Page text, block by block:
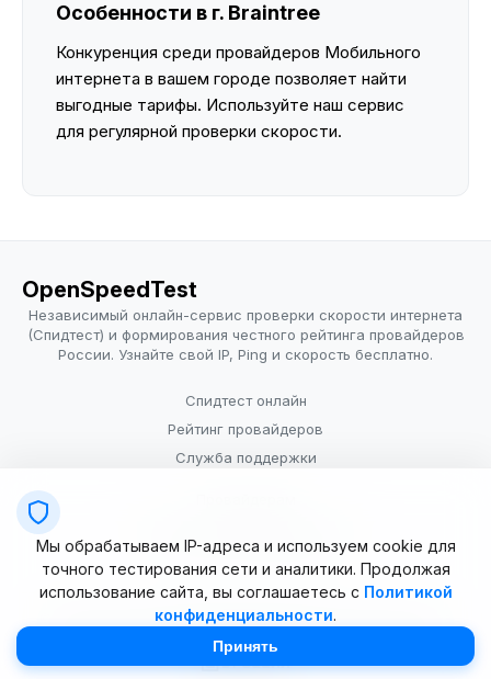
Особенности в г. Braintree
Конкуренция среди провайдеров Мобильного
интернета в вашем городе позволяет найти
выгодные тарифы. Используйте наш сервис
для регулярной проверки скорости.
OpenSpeedTest
Независимый онлайн-сервис проверки скорости интернета
(Спидтест) и формирования честного рейтинга провайдеров
России. Узнайте свой IP, Ping и скорость бесплатно.
Спидтест онлайн
Рейтинг провайдеров
Служба поддержки
Условия использования
© 2025–2026 OpenSpeedTest (ИП Долматова В.В.). Все права
Мы обрабатываем IP-адреса и используем cookie для
точного тестирования сети и аналитики. Продолжая
использование сайта, вы соглашаетесь с Политикой
конфиденциальности.
Принять